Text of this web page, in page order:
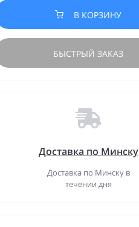
В КОРЗИНУ
БЫСТРЫЙ ЗАКАЗ
Доставка по Минску
Доставка по Минску в
течении дня